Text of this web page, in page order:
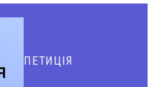
ПЕТИЦІЯ